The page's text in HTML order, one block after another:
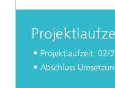
Projektlaufzeit: 02/
Abschluss